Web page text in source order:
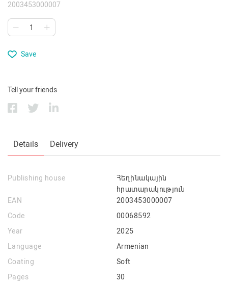
2003453000007
Save
Tell your friends
Details Delivery
Publishing house
Հեղինակային
հրատարակություն
EAN
2003453000007
Code
00068592
Year
2025
Language
Armenian
Coating
Soft
Pages
30